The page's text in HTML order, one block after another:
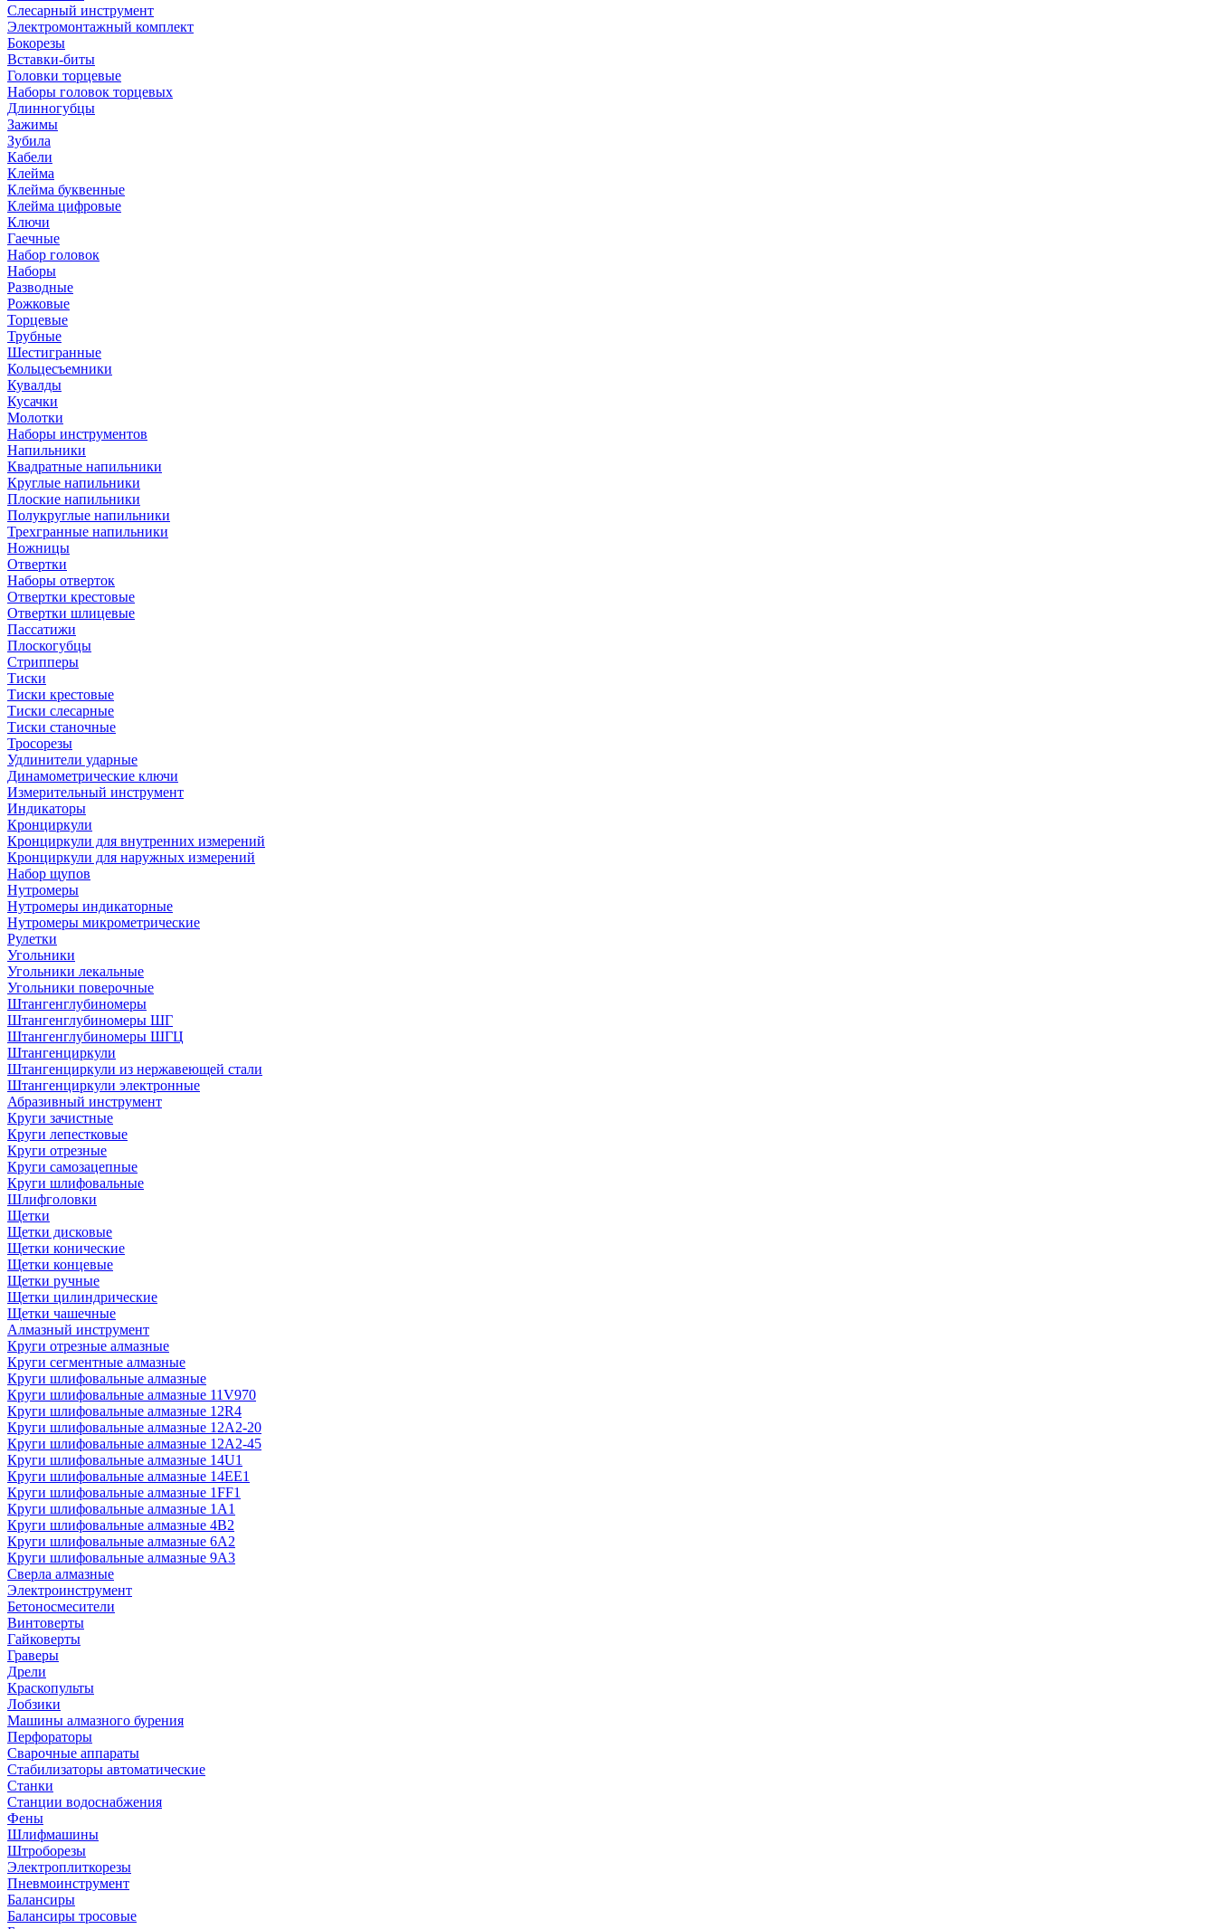
Слесарный инструмент
Электромонтажный комплект
Бокорезы
Вставки-биты
Головки торцевые
Наборы головок торцевых
Длинногубцы
Зажимы
Зубила
Кабели
Клейма
Клейма буквенные
Клейма цифровые
Ключи
Гаечные
Набор головок
Наборы
Разводные
Рожковые
Торцевые
Трубные
Шестигранные
Кольцесъемники
Кувалды
Кусачки
Молотки
Наборы инструментов
Напильники
Квадратные напильники
Круглые напильники
Плоские напильники
Полукруглые напильники
Трехгранные напильники
Ножницы
Отвертки
Наборы отверток
Отвертки крестовые
Отвертки шлицевые
Пассатижи
Плоскогубцы
Стрипперы
Тиски
Тиски крестовые
Тиски слесарные
Тиски станочные
Тросорезы
Удлинители ударные
Динамометрические ключи
Измерительный инструмент
Индикаторы
Кронциркули
Кронциркули для внутренних измерений
Кронциркули для наружных измерений
Набор щупов
Нутромеры
Нутромеры индикаторные
Нутромеры микрометрические
Рулетки
Угольники
Угольники лекальные
Угольники поверочные
Штангенглубиномеры
Штангенглубиномеры ШГ
Штангенглубиномеры ШГЦ
Штангенциркули
Штангенциркули из нержавеющей стали
Штангенциркули электронные
Абразивный инструмент
Круги зачистные
Круги лепестковые
Круги отрезные
Круги самозацепные
Круги шлифовальные
Шлифголовки
Щетки
Щетки дисковые
Щетки конические
Щетки концевые
Щетки ручные
Щетки цилиндрические
Щетки чашечные
Алмазный инструмент
Круги отрезные алмазные
Круги сегментные алмазные
Круги шлифовальные алмазные
Круги шлифовальные алмазные 11V970
Круги шлифовальные алмазные 12R4
Круги шлифовальные алмазные 12А2-20
Круги шлифовальные алмазные 12А2-45
Круги шлифовальные алмазные 14U1
Круги шлифовальные алмазные 14ЕЕ1
Круги шлифовальные алмазные 1FF1
Круги шлифовальные алмазные 1А1
Круги шлифовальные алмазные 4В2
Круги шлифовальные алмазные 6A2
Круги шлифовальные алмазные 9А3
Сверла алмазные
Электроинструмент
Бетоносмесители
Винтоверты
Гайковерты
Граверы
Дрели
Краскопульты
Лобзики
Машины алмазного бурения
Перфораторы
Сварочные аппараты
Стабилизаторы автоматические
Станки
Станции водоснабжения
Фены
Шлифмашины
Штроборезы
Электроплиткорезы
Пневмоинструмент
Балансиры
Балансиры тросовые